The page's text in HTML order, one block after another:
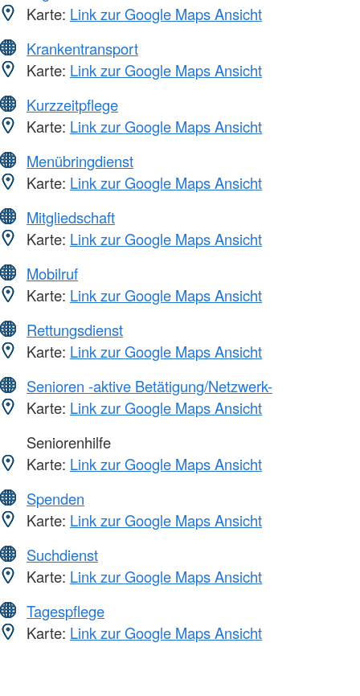
Karte: Link zur Google Maps Ansicht
Krankentransport
Karte: Link zur Google Maps Ansicht
Kurzzeitpflege
Karte: Link zur Google Maps Ansicht
Menübringdienst
Karte: Link zur Google Maps Ansicht
Mitgliedschaft
Karte: Link zur Google Maps Ansicht
Mobilruf
Karte: Link zur Google Maps Ansicht
Rettungsdienst
Karte: Link zur Google Maps Ansicht
Senioren -aktive Betätigung/Netzwerk-
Karte: Link zur Google Maps Ansicht
Seniorenhilfe
Karte: Link zur Google Maps Ansicht
Spenden
Karte: Link zur Google Maps Ansicht
Suchdienst
Karte: Link zur Google Maps Ansicht
Tagespflege
Karte: Link zur Google Maps Ansicht